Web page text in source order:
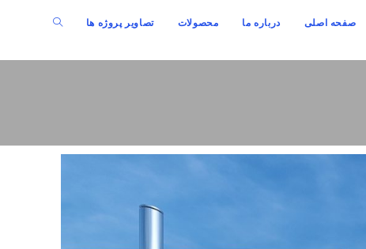
صفحه اصلی درباره ما محصولات تصاویر پروژه ها